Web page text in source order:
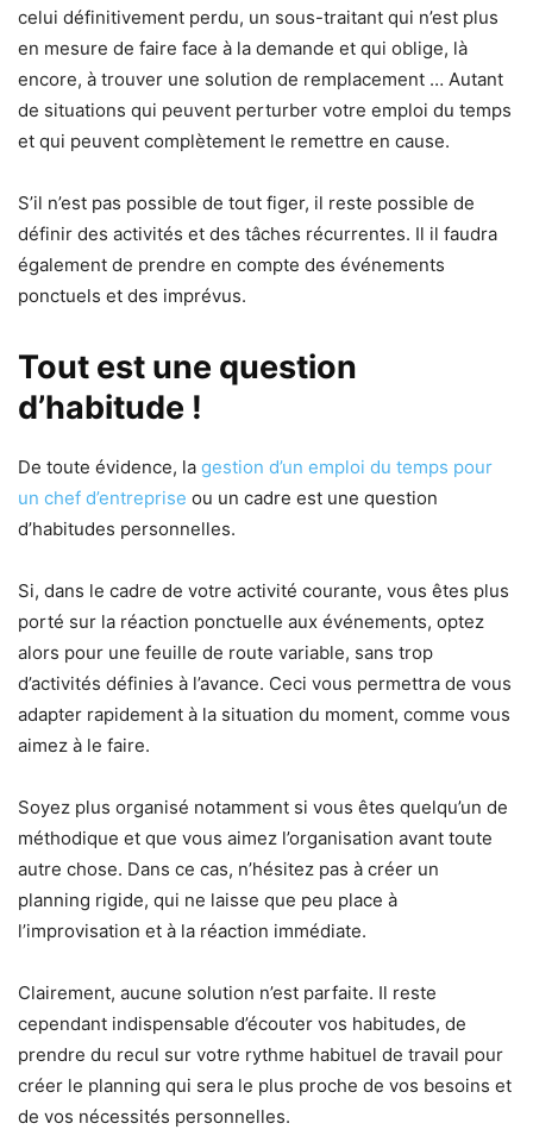
celui définitivement perdu, un sous-traitant qui n’est plus
en mesure de faire face à la demande et qui oblige, là
encore, à trouver une solution de remplacement … Autant
de situations qui peuvent perturber votre emploi du temps
et qui peuvent complètement le remettre en cause.
S’il n’est pas possible de tout figer, il reste possible de
définir des activités et des tâches récurrentes. Il il faudra
également de prendre en compte des événements
ponctuels et des imprévus.
Tout est une question
d’habitude !
De toute évidence, la gestion d’un emploi du temps pour
un chef d’entreprise ou un cadre est une question
d’habitudes personnelles.
Si, dans le cadre de votre activité courante, vous êtes plus
porté sur la réaction ponctuelle aux événements, optez
alors pour une feuille de route variable, sans trop
d’activités définies à l’avance. Ceci vous permettra de vous
adapter rapidement à la situation du moment, comme vous
aimez à le faire.
Soyez plus organisé notamment si vous êtes quelqu’un de
méthodique et que vous aimez l’organisation avant toute
autre chose. Dans ce cas, n’hésitez pas à créer un
planning rigide, qui ne laisse que peu place à
l’improvisation et à la réaction immédiate.
Clairement, aucune solution n’est parfaite. Il reste
cependant indispensable d’écouter vos habitudes, de
prendre du recul sur votre rythme habituel de travail pour
créer le planning qui sera le plus proche de vos besoins et
de vos nécessités personnelles.